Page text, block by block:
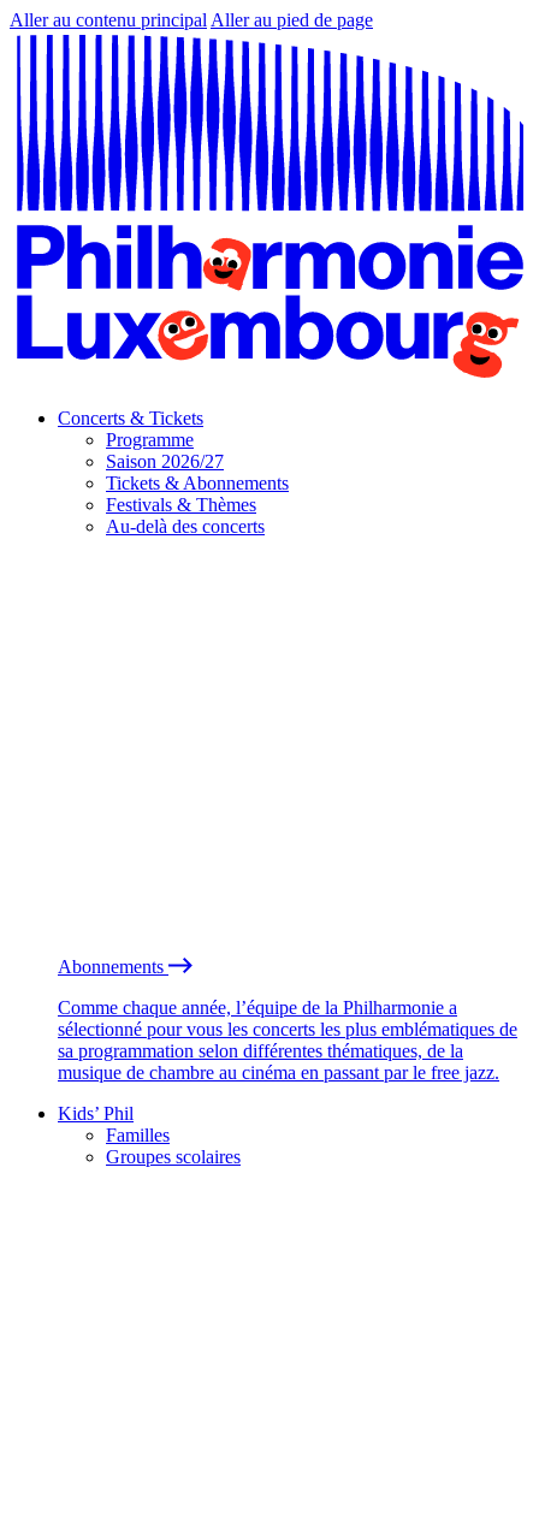
Aller au contenu principal Aller au pied de page
Concerts & Tickets
Programme
Saison 2026/27
Tickets & Abonnements
Festivals & Thèmes
Au-delà des concerts
Abonnements
Comme chaque année, l’équipe de la Philharmonie a
sélectionné pour vous les concerts les plus emblématiques de
sa programmation selon différentes thématiques, de la
musique de chambre au cinéma en passant par le free jazz.
Kids’ Phil
Familles
Groupes scolaires